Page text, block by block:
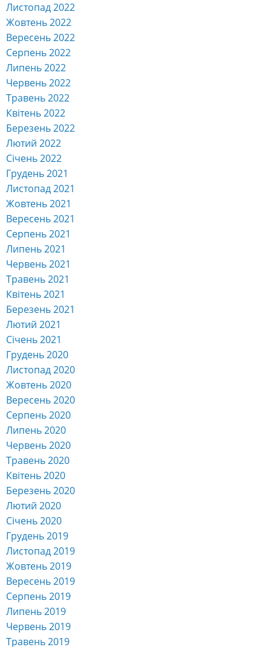
Листопад 2022
Жовтень 2022
Вересень 2022
Серпень 2022
Липень 2022
Червень 2022
Травень 2022
Квітень 2022
Березень 2022
Лютий 2022
Січень 2022
Грудень 2021
Листопад 2021
Жовтень 2021
Вересень 2021
Серпень 2021
Липень 2021
Червень 2021
Травень 2021
Квітень 2021
Березень 2021
Лютий 2021
Січень 2021
Грудень 2020
Листопад 2020
Жовтень 2020
Вересень 2020
Серпень 2020
Липень 2020
Червень 2020
Травень 2020
Квітень 2020
Березень 2020
Лютий 2020
Січень 2020
Грудень 2019
Листопад 2019
Жовтень 2019
Вересень 2019
Серпень 2019
Липень 2019
Червень 2019
Травень 2019